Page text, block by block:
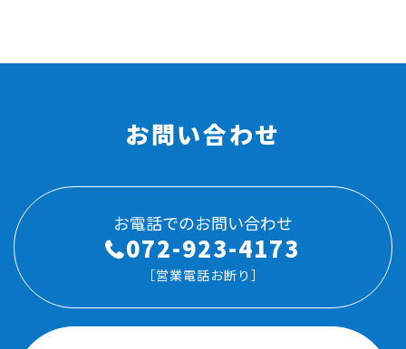
お問い合わせ
お電話でのお問い合わせ
072-923-4173
［営業電話お断り］